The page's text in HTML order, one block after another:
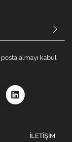
almayı kabul
İLETİŞİM